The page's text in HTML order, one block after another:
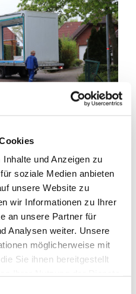
und Anzeigen zu
soziale Medien anbieten
unsere Website zu
wir Informationen zu Ihrer
an unsere Partner für
Analysen weiter. Unsere
möglicherweise mit
Sie ihnen bereitgestellt
somit dort bereits
eine
In dernächsten
für den geplanten
beim Kindergarten.
heute die kleinen Kids
„Stück für Stück“
in die Luft schweben lies